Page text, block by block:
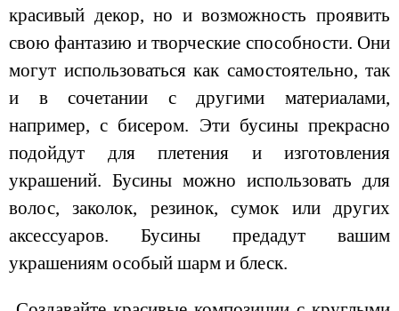
красивый декор, но и возможность проявить
свою фантазию и творческие способности. Они
могут использоваться как самостоятельно, так
и в сочетании с другими материалами,
например, с бисером. Эти бусины прекрасно
подойдут для плетения и изготовления
украшений. Бусины можно использовать для
волос, заколок, резинок, сумок или других
аксессуаров. Бусины предадут вашим
украшениям особый шарм и блеск.